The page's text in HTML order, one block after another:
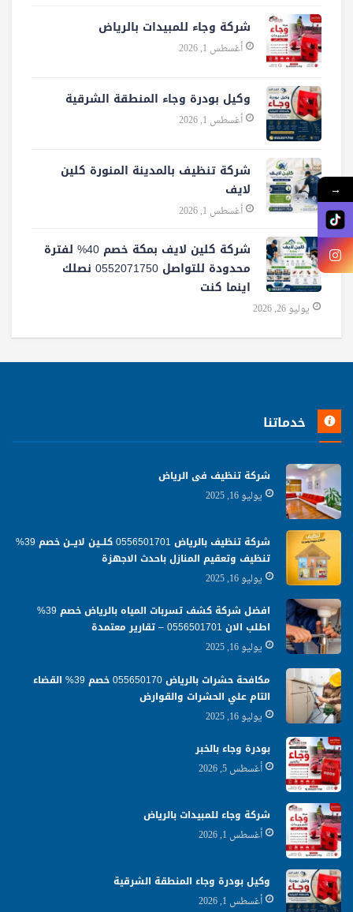
شركة وجاء للمبيدات بالرياض
أغسطس 1, 2026
وكيل بودرة وجاء المنطقة الشرقية
أغسطس 1, 2026
شركة تنظيف بالمدينة المنورة كلين
لايف
أغسطس 1, 2026
شركة كلين لايف بمكة خصم 40% لفترة
محدودة للتواصل 0552071750 نصلك
اينما كنت
يوليو 26, 2026
خدماتنا
شركة تنظيف فى الرياض
يوليو 16, 2025
شركة تنظيف بالرياض 0556501701 كلــين لايــن خصم 39%
تنظيف وتعقيم المنازل باحدث الاجهزة
يوليو 16, 2025
افضل شركة كشف تسربات المياه بالرياض خصم 39%
اطلب الان 0556501701‬‏ – تقارير معتمدة
يوليو 16, 2025
مكافحة حشرات بالرياض 055650170 خصم 39% القضاء
التام علي الحشرات والقوارض
يوليو 16, 2025
بودرة وجاء بالخبر
أغسطس 5, 2026
شركة وجاء للمبيدات بالرياض
أغسطس 1, 2026
وكيل بودرة وجاء المنطقة الشرقية
أغسطس 1, 2026
→